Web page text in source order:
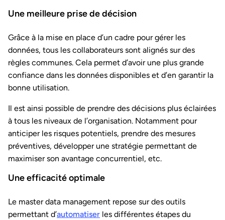
Une meilleure prise de décision
Grâce à la mise en place d’un cadre pour gérer les
données, tous les collaborateurs sont alignés sur des
règles communes. Cela permet d’avoir une plus grande
confiance dans les données disponibles et d’en garantir la
bonne utilisation.
Il est ainsi possible de prendre des décisions plus éclairées
à tous les niveaux de l’organisation. Notamment pour
anticiper les risques potentiels, prendre des mesures
préventives, développer une stratégie permettant de
maximiser son avantage concurrentiel, etc.
Une efficacité optimale
Le master data management repose sur des outils
permettant d’automatiser les différentes étapes du